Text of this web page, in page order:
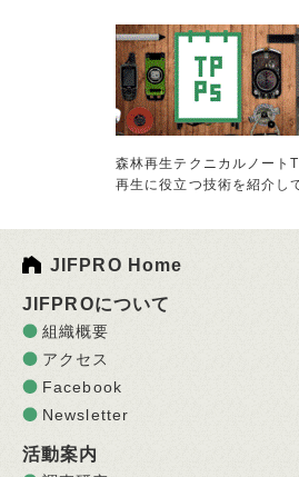
森林再生テクニカルノート
再生に役立つ技術を紹介し
JIFPRO Home
JIFPROについて
組織概要
アクセス
Facebook
Newsletter
活動案内